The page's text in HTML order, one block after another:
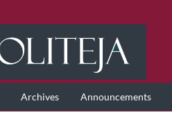
Archives Announcements